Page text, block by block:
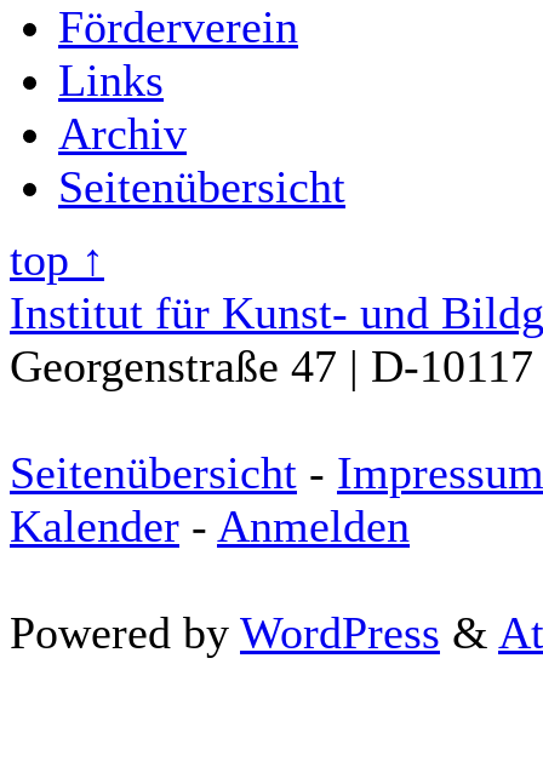
Förderverein
Links
Archiv
Seitenübersicht
top ↑
Institut für Kunst- und
Georgenstraße 47 | D-
Seitenübersicht - Impressum
Kalender - Anmelden
Powered by WordPress &